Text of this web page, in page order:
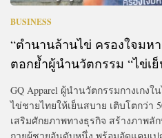
BUSINESS
“ตำนานล้านไข่ ครองใจมห
ตอกย้ำผู้นำนวัตกรรม “ไข่เย็
GQ Apparel ผู้นำนวัตกรรมกางเกง
ไข่ชายไทยให้เย็นสบาย เติบโตกว่า
เสริมศักยภาพทางธุรกิจ สร้างภาพ